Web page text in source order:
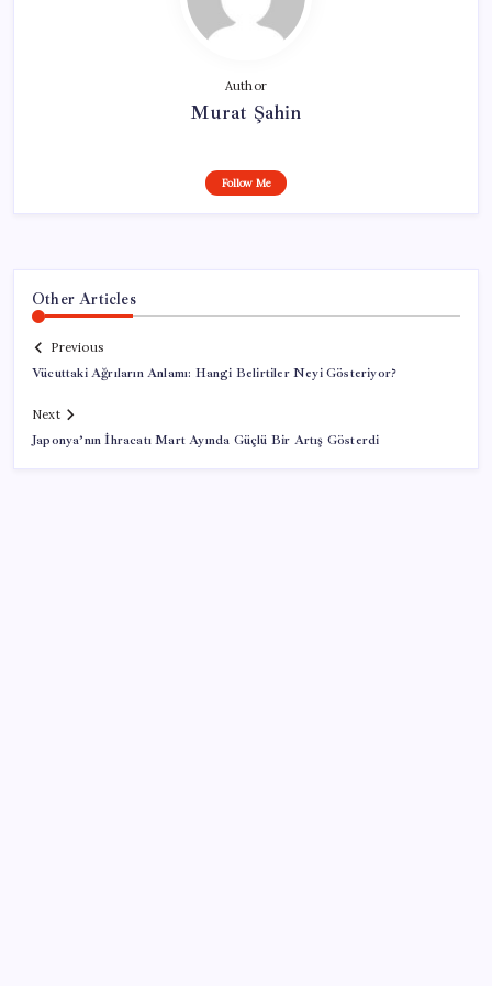
Author
Murat Şahin
Follow Me
Other Articles
Previous
Vücuttaki Ağrıların Anlamı: Hangi Belirtiler Neyi Gösteriyor?
Next
Japonya’nın İhracatı Mart Ayında Güçlü Bir Artış Gösterdi